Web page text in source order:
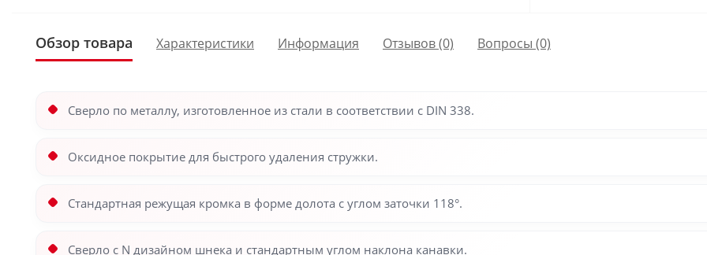
Обзор товара Характеристики Информация Отзывов (0) Вопросы (0)
Сверло по металлу, изготовленное из стали в соответствии с DIN 338.
Оксидное покрытие для быстрого удаления стружки.
Стандартная режущая кромка в форме долота с углом заточки 118°.
Сверло с N дизайном шнека и стандартным углом наклона канавки.